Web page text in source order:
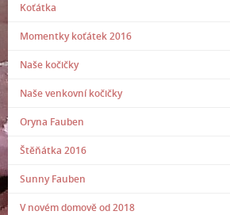
Koťátka
Momentky koťátek 2016
Naše kočičky
Naše venkovní kočičky
Oryna Fauben
Štěňátka 2016
Sunny Fauben
V novém domově od 2018